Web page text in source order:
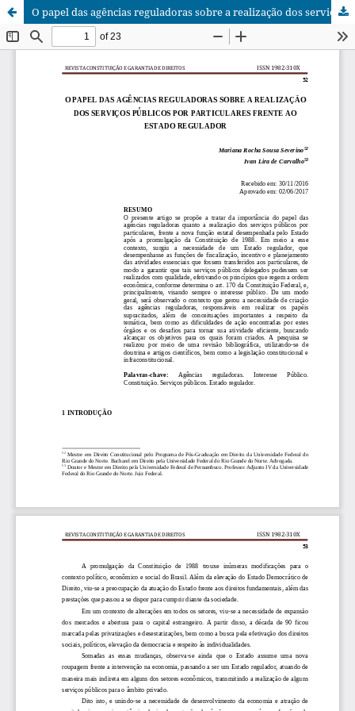
O papel das agências reguladoras sobre a realização dos serviços públicos por particulares frente ao estado regulador